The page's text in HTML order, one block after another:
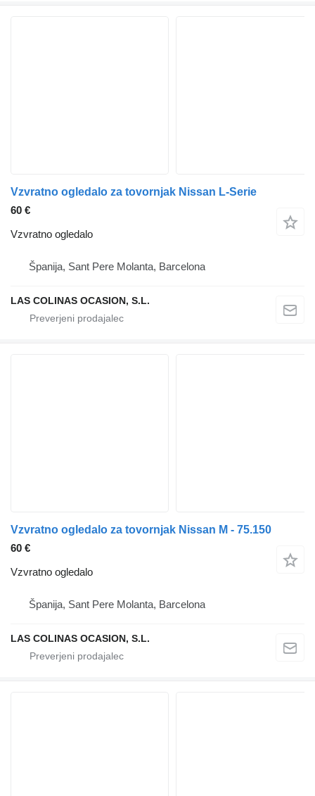
Vzvratno ogledalo za tovornjak Nissan L-Serie
60 €
Vzvratno ogledalo
Španija, Sant Pere Molanta, Barcelona
LAS COLINAS OCASION, S.L.
Vzvratno ogledalo za tovornjak Nissan M - 75.150
60 €
Vzvratno ogledalo
Španija, Sant Pere Molanta, Barcelona
LAS COLINAS OCASION, S.L.